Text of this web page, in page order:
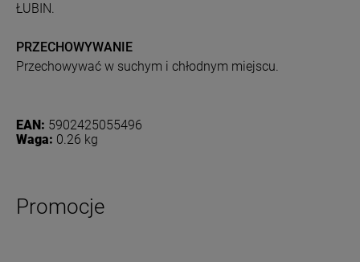
ŁUBIN.
PRZECHOWYWANIE
Przechowywać w suchym i chłodnym miejscu.
EAN: 5902425055496
Waga: 0.26 kg
Promocje